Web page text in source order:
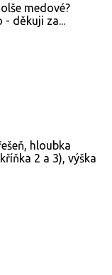
medové?
- děkuji za...
hloubka
2 a 3), výška